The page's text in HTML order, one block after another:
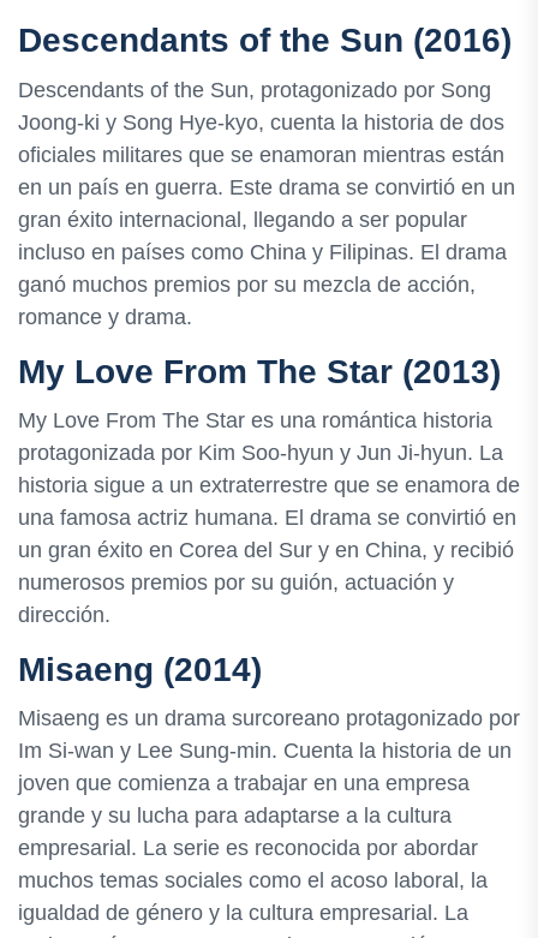
Descendants of the Sun (2016)
Descendants of the Sun, protagonizado por Song
Joong-ki y Song Hye-kyo, cuenta la historia de dos
oficiales militares que se enamoran mientras están
en un país en guerra. Este drama se convirtió en un
gran éxito internacional, llegando a ser popular
incluso en países como China y Filipinas. El drama
ganó muchos premios por su mezcla de acción,
romance y drama.
My Love From The Star (2013)
My Love From The Star es una romántica historia
protagonizada por Kim Soo-hyun y Jun Ji-hyun. La
historia sigue a un extraterrestre que se enamora de
una famosa actriz humana. El drama se convirtió en
un gran éxito en Corea del Sur y en China, y recibió
numerosos premios por su guión, actuación y
dirección.
Misaeng (2014)
Misaeng es un drama surcoreano protagonizado por
Im Si-wan y Lee Sung-min. Cuenta la historia de un
joven que comienza a trabajar en una empresa
grande y su lucha para adaptarse a la cultura
empresarial. La serie es reconocida por abordar
muchos temas sociales como el acoso laboral, la
igualdad de género y la cultura empresarial. La